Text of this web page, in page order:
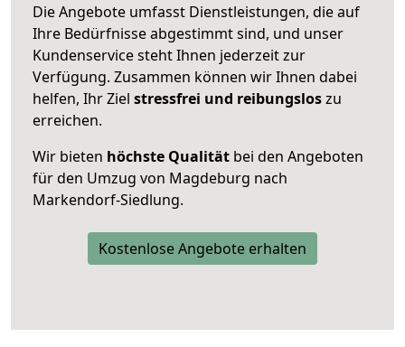
Die Angebote umfasst Dienstleistungen, die auf
Ihre Bedürfnisse abgestimmt sind, und unser
Kundenservice steht Ihnen jederzeit zur
Verfügung. Zusammen können wir Ihnen dabei
helfen, Ihr Ziel stressfrei und reibungsloszu
erreichen.
Wir bieten höchste Qualität bei den Angeboten
für den Umzug von Magdeburg nach
Markendorf-Siedlung.
Kostenlose Angebote erhalten